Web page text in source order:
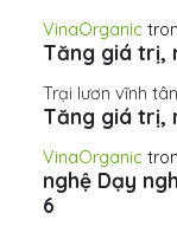
VinaOrganic
Tăng giá trị,
Trại lươn vĩnh tân
Tăng giá trị,
VinaOrganic
nghệ Dạy
6